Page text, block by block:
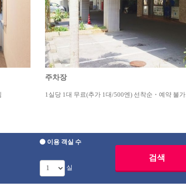
주차장
1실당 1대 무료(추가 ​​1대/500엔) 선착순・예약 불가.
이용 객실 수
실